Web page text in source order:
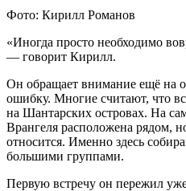
Фото: Кирилл Романов
«Иногда просто необходимо
— говорит Кирилл.
Он обращает внимание ещё на
ошибку. Многие считают, что
на Шантарских островах. На
Врангеля расположена рядом,
относится. Именно здесь
большими группами.
Первую встречу он пережил